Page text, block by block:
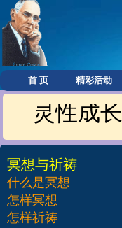
首 页 精彩活动
灵性成长
冥想与祈祷
什么是冥想
怎样冥想
怎样祈祷